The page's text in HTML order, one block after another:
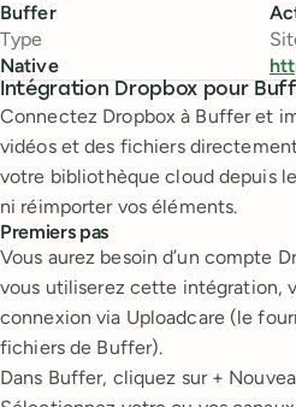
Buffer
Type
Native
Intégration Dropbox pour
Connectez Dropbox à Buffer et
vidéos et des fichiers
votre bibliothèque cloud depuis
ni réimporter vos éléments.
Premiers pas
Vous aurez besoin d’un compte
vous utiliserez cette intégration,
connexion via Uploadcare (le
fichiers de Buffer).
Dans Buffer, cliquez sur +